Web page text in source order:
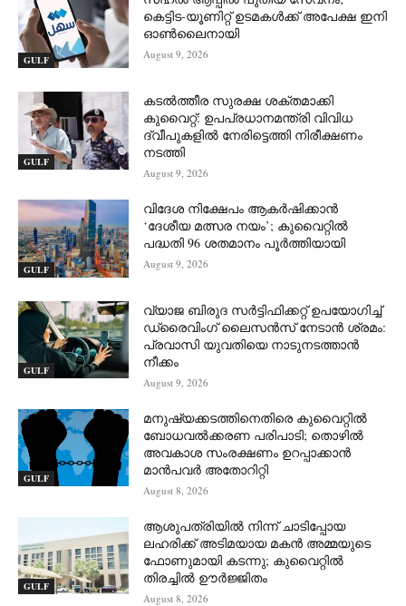
GULF
കെട്ടിട-യൂണിറ്റ് ഉടമകൾക്ക് അപേക്ഷ ഇനി
ഓൺലൈനായി
August 9, 2026
GULF
കടൽത്തീര സുരക്ഷ ശക്തമാക്കി
കുവൈറ്റ്: ഉപപ്രധാനമന്ത്രി വിവിധ
ദ്വീപുകളിൽ നേരിട്ടെത്തി നിരീക്ഷണം
നടത്തി
August 9, 2026
GULF
വിദേശ നിക്ഷേപം ആകർഷിക്കാൻ
‘ദേശീയ മത്സര നയം’; കുവൈറ്റിൽ
പദ്ധതി 96 ശതമാനം പൂർത്തിയായി
August 9, 2026
GULF
വ്യാജ ബിരുദ സർട്ടിഫിക്കറ്റ് ഉപയോഗിച്ച്
ഡ്രൈവിംഗ് ലൈസൻസ് നേടാൻ ശ്രമം:
പ്രവാസി യുവതിയെ നാടുനടത്താൻ
നീക്കം
August 9, 2026
GULF
മനുഷ്യക്കടത്തിനെതിരെ കുവൈറ്റിൽ
ബോധവൽക്കരണ പരിപാടി; തൊഴിൽ
അവകാശ സംരക്ഷണം ഉറപ്പാക്കാൻ
മാൻപവർ അതോറിറ്റി
August 8, 2026
GULF
ആശുപത്രിയിൽ നിന്ന് ചാടിപ്പോയ
ലഹരിക്ക് അടിമയായ മകൻ അമ്മയുടെ
ഫോണുമായി കടന്നു; കുവൈറ്റിൽ
തിരച്ചിൽ ഊർജ്ജിതം
August 8, 2026